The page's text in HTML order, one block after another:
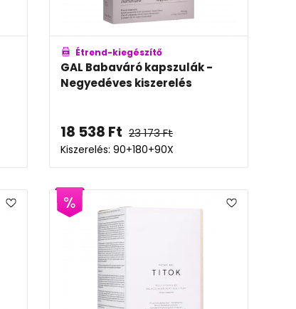
Étrend-kiegészítő
GAL Babaváró kapszulák -
Negyedéves kiszerelés
18 538 Ft 23 173Ft
Kiszerelés: 90+180+90X